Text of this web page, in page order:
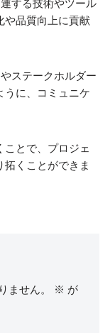
する技術やツール
や品質向上に貢献
ステークホルダー
うに、コミュニケ
ことで、プロジェ
拓くことができま
ません。 ※ が